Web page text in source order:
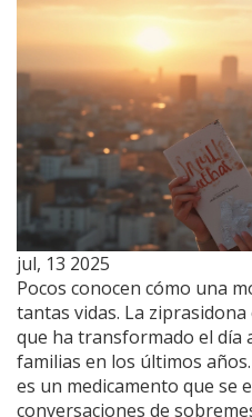
jul, 13 2025
Pocos conocen cómo una
tantas vidas. La
que ha transformado el día
familias en los últimos
es un medicamento que se
conversaciones de